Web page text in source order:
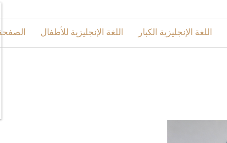
اللغة الإنجليزية للأطفال اللغة الإنجليزية الكبار